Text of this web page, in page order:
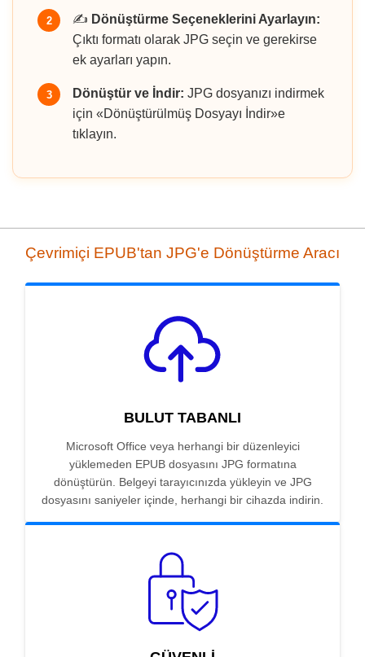
2 ✍️ Dönüştürme Seçeneklerini Ayarlayın:
Çıktı formatı olarak JPG seçin ve gerekirse
ek ayarları yapın.
3 Dönüştür ve İndir: JPG dosyanızı indirmek
için «Dönüştürülmüş Dosyayı İndir»e
tıklayın.
Çevrimiçi EPUB'tan JPG'e Dönüştürme Aracı
BULUT TABANLI
Microsoft Office veya herhangi bir düzenleyici
yüklemeden EPUB dosyasını JPG formatına
dönüştürün. Belgeyi tarayıcınızda yükleyin ve JPG
dosyasını saniyeler içinde, herhangi bir cihazda indirin.